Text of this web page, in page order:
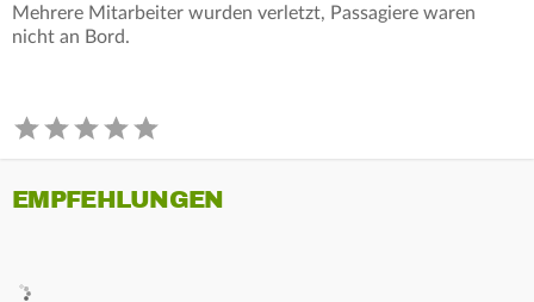
Mehrere Mitarbeiter wurden verletzt, Passagiere waren
nicht an Bord.
EMPFEHLUNGEN